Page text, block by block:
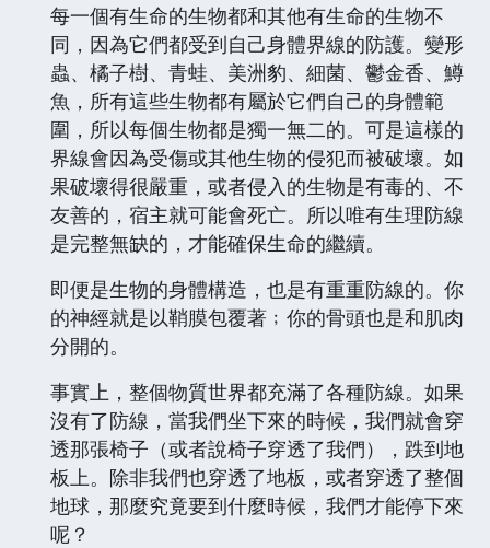
每一個有生命的生物都和其他有生命的生物不
同，因為它們都受到自己身體界線的防護。變形
蟲、橘子樹、青蛙、美洲豹、細菌、鬱金香、鱒
魚，所有這些生物都有屬於它們自己的身體範
圍，所以每個生物都是獨一無二的。可是這樣的
界線會因為受傷或其他生物的侵犯而被破壞。如
果破壞得很嚴重，或者侵入的生物是有毒的、不
友善的，宿主就可能會死亡。所以唯有生理防線
是完整無缺的，才能確保生命的繼續。
即便是生物的身體構造，也是有重重防線的。你
的神經就是以鞘膜包覆著﹔你的骨頭也是和肌肉
分開的。
事實上，整個物質世界都充滿了各種防線。如果
沒有了防線，當我們坐下來的時候，我們就會穿
透那張椅子（或者說椅子穿透了我們），跌到地
板上。除非我們也穿透了地板，或者穿透了整個
地球，那麼究竟要到什麼時候，我們才能停下來
呢？